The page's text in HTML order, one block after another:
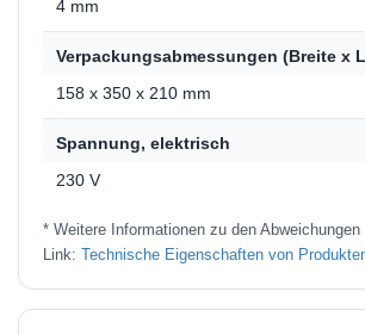
4 mm
Verpackungsabmessungen (Breite x
158 x 350 x 210 mm
Spannung, elektrisch
230 V
* Weitere Informationen zu den Abweichungen
Link: Technische Eigenschaften von